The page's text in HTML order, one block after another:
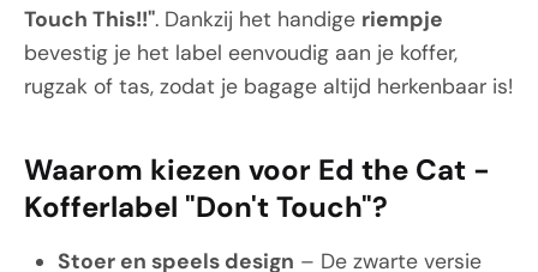
Touch This!!". Dankzij het handige riempje
bevestig je het label eenvoudig aan je koffer,
rugzak of tas, zodat je bagage altijd herkenbaar is!
Waarom kiezen voor Ed the Cat -
Kofferlabel "Don't Touch"?
Stoer en speels design – De zwarte versie